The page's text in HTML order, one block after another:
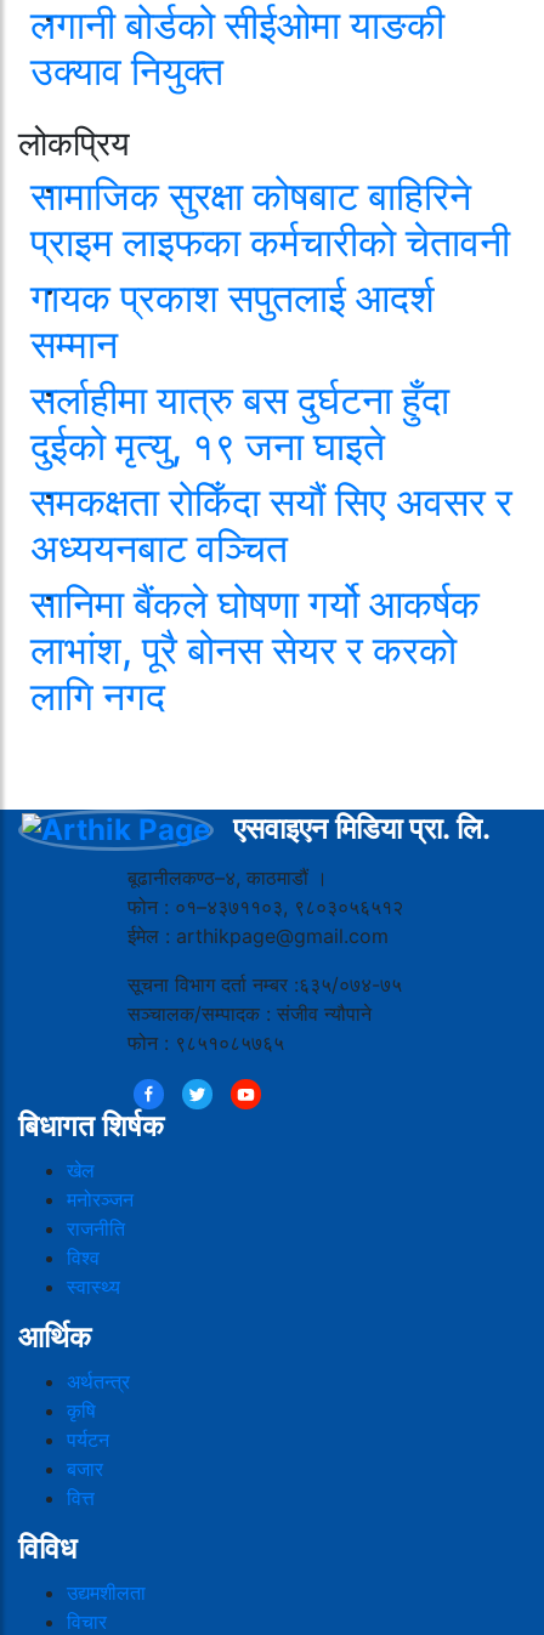
लगानी बोर्डको सीईओमा याङकी
उक्याव नियुक्त
लोकप्रिय
सामाजिक सुरक्षा कोषबाट बाहिरिने
प्राइम लाइफका कर्मचारीको चेतावनी
गायक प्रकाश सपुतलाई आदर्श
सम्मान
सर्लाहीमा यात्रु बस दुर्घटना हुँदा
दुईको मृत्यु, १९ जना घाइते
समकक्षता रोकिँदा सयौं सिए अवसर र
अध्ययनबाट वञ्चित
सानिमा बैंकले घोषणा गर्यो आकर्षक
लाभांश, पूरै बोनस सेयर र करको
लागि नगद
एसवाइएन मिडिया प्रा. लि.
बूढानीलकण्ठ–४, काठमाडौं ।
फोन : ०१–४३७११०३, ९८०३०५६५१२
ईमेल : arthikpage@gmail.com
सूचना विभाग दर्ता नम्बर :६३५/०७४-७५
सञ्चालक/सम्पादक : संजीव न्यौपाने
फोन : ९८५१०८५७६५
बिधागत शिर्षक
खेल
मनोरञ्जन
राजनीति
विश्व
स्वास्थ्य
आर्थिक
अर्थतन्त्र
कृषि
पर्यटन
बजार
वित्त
विविध
उद्यमशीलता
विचार